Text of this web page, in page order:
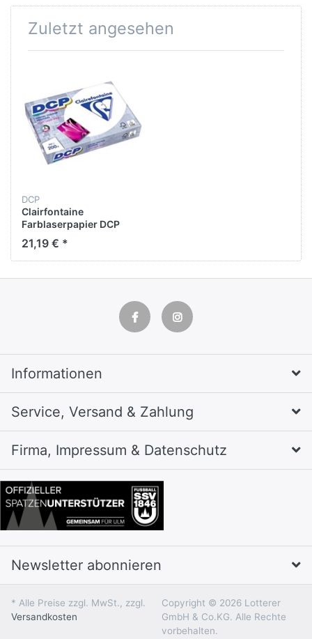
Zuletzt angesehen
DCP
Clairfontaine
Farblaserpapier DCP
1808C, A3, 200g, weiß,
250 Blatt
21,19 € *
Informationen
Service, Versand & Zahlung
Firma, Impressum & Datenschutz
Newsletter abonnieren
* Alle Preise zzgl. MwSt., zzgl.
Versandkosten
Copyright © 2026 Lotterer
GmbH & Co.KG. Alle Rechte
vorbehalten.